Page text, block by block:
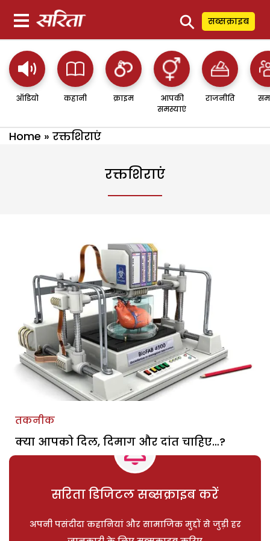
⚲ सब्सक्राइब
ऑडियो कहानी क्राइम
आपकी
समस्याएं
राजनीति
Home » रक्तशिराएं
रक्तशिराएं
तकनीक
क्या आपको दिल, दिमाग और दांत चाहिए…?
सरिता डिजिटल सब्सक्राइब करें
अपनी पसंदीदा कहानियां और सामाजिक मुद्दों से जुड़ी हर